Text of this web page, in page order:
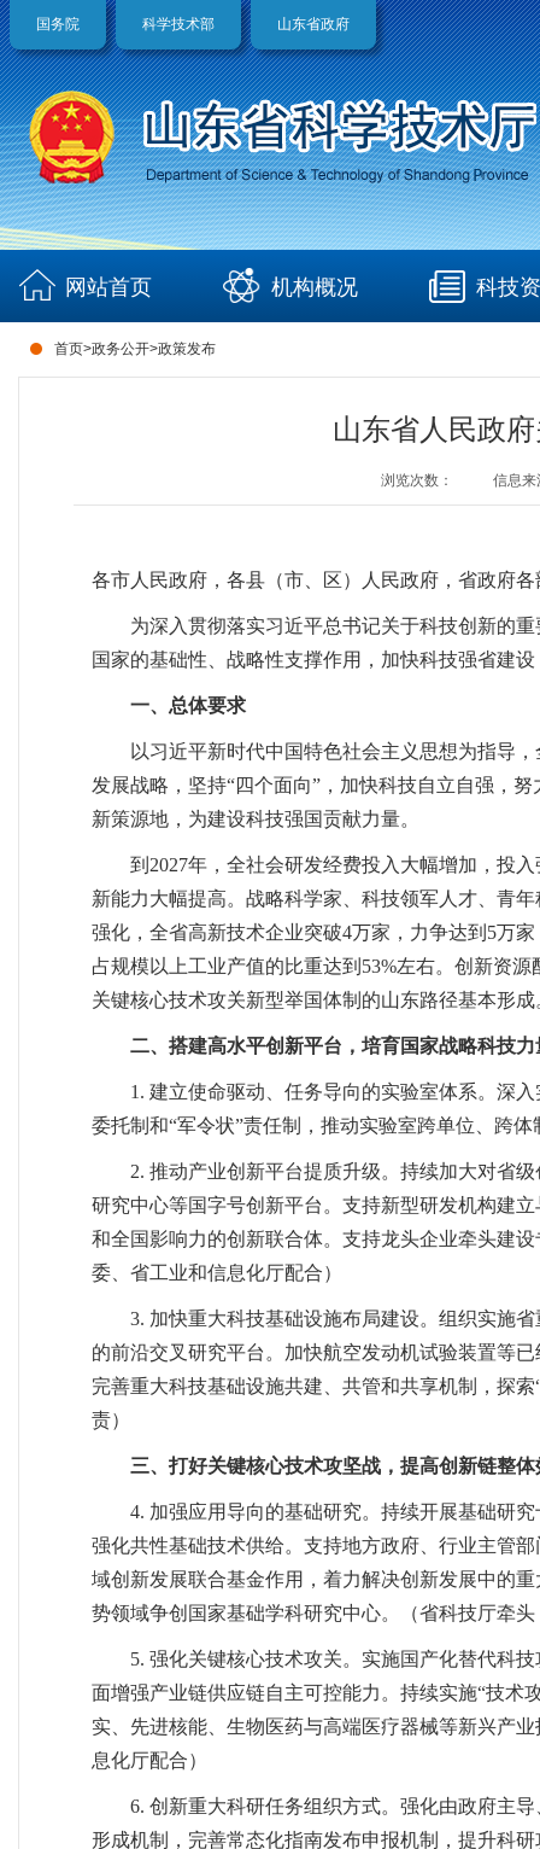
国务院 科学技术部 山东省政府
网站首页 机构概况 科技
首页>政务公开>政策发布
山东省人民政
浏览次数： 信息来
各市人民政府，各县（市、区）人民政府，省政府
为深入贯彻落实习近平总书记关于科技创新的
国家的基础性、战略性支撑作用，加快科技强省建
一、总体要求
以习近平新时代中国特色社会主义思想为指导
发展战略，坚持“四个面向”，加快科技自立自强，
新策源地，为建设科技强国贡献力量。
到2027年，全社会研发经费投入大幅增加，投
新能力大幅提高。战略科学家、科技领军人才、青
强化，全省高新技术企业突破4万家，力争达到5万
占规模以上工业产值的比重达到53%左右。创新资
关键核心技术攻关新型举国体制的山东路径基本形成
二、搭建高水平创新平台，培育国家战略科技力
1. 建立使命驱动、任务导向的实验室体系。深
委托制和“军令状”责任制，推动实验室跨单位、跨
2. 推动产业创新平台提质升级。持续加大对省
研究中心等国字号创新平台。支持新型研发机构建
和全国影响力的创新联合体。支持龙头企业牵头建
委、省工业和信息化厅配合）
3. 加快重大科技基础设施布局建设。组织实施
的前沿交叉研究平台。加快航空发动机试验装置等
完善重大科技基础设施共建、共管和共享机制，探
责）
三、打好关键核心技术攻坚战，提高创新链整体
4. 加强应用导向的基础研究。持续开展基础研
强化共性基础技术供给。支持地方政府、行业主管
域创新发展联合基金作用，着力解决创新发展中的
势领域争创国家基础学科研究中心。（省科技厅牵
5. 强化关键核心技术攻关。实施国产化替代科
面增强产业链供应链自主可控能力。持续实施“技术
实、先进核能、生物医药与高端医疗器械等新兴产
息化厅配合）
6. 创新重大科研任务组织方式。强化由政府主
形成机制，完善常态化指南发布申报机制，提升科